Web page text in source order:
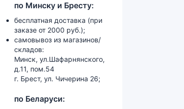
по Минску и Бресту:
бесплатная доставка (при
заказе от 2000 руб.);
самовывоз из магазинов/
складов:
Минск, ул.Шафарнянского,
д.11, пом.54
г. Брест, ул. Чичерина 26;
по Беларуси: